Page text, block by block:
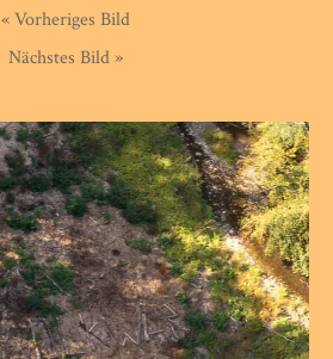
« Vorheriges Bild
Nächstes Bild »